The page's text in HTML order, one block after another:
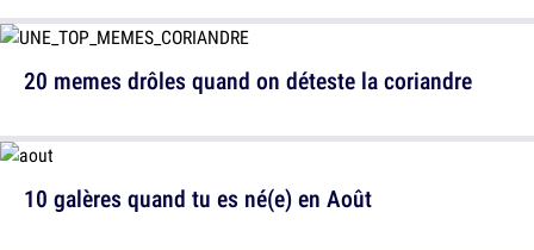
10 galères quand tu es né(e) en Août
20 memes drôles quand on déteste la coriandre